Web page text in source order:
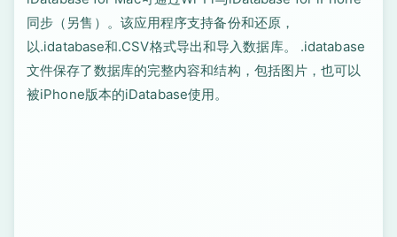
同步（另售）。该应用程序支持备份和还原，
以.idatabase和.CSV格式导出和导入数据库。 .idatabase
文件保存了数据库的完整内容和结构，包括图片，也可以
被iPhone版本的iDatabase使用。